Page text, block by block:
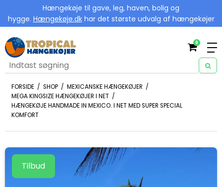
Hængekøje til gave, leg, haven, bolig og
hygge. Hængekøje.dkhar det største udvalg af hængekøjer
0
FORSIDE / SHOP / MEXICANSKE HÆNGEKØJER /
MEGA KINGSIZE HÆNGEKØJER I NET /
HÆNGEKØJE HANDMADE IN MEXICO. I NET MED SUPER SPECIAL
KOMFORT
Tilbud